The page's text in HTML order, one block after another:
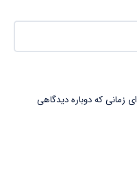
زمانی که دوباره دیدگاهی